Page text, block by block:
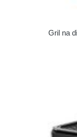
Gril na